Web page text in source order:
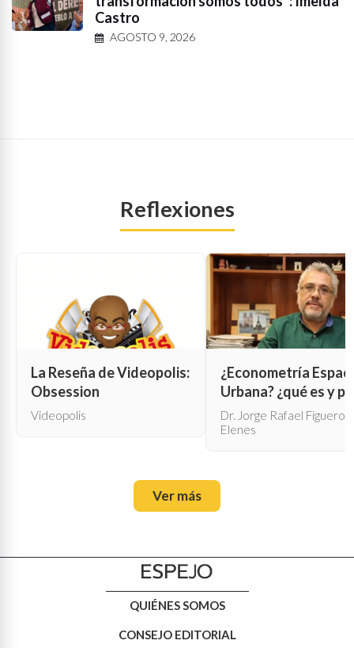
Castro
AGOSTO 9, 2026
Reflexiones
La Reseña de Videopolis:
Obsession
Videopolis
¿Econometría
Urbana? ¿qué es y
qué sirve?
Dr. Jorge Rafael Figueroa
Elenes
Ver más
QUIÉNES SOMOS
CONSEJO EDITORIAL